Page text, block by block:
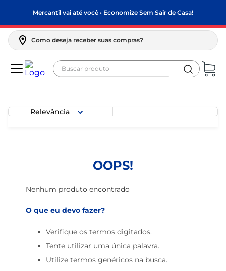
Mercantil vai até você • Economize Sem Sair de Casa!
Como deseja receber suas compras?
Buscar produto
Relevância
OOPS!
Nenhum produto encontrado
O que eu devo fazer?
Verifique os termos digitados.
Tente utilizar uma única palavra.
Utilize termos genéricos na busca.
frango
feijão
macarrão